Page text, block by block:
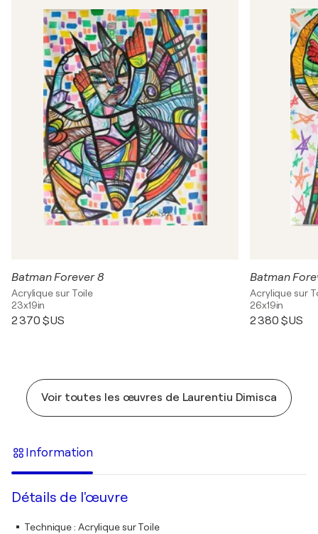
Batman Forever 8
Acrylique sur Toile
23x19in
2 370 $US
Batman
Acrylique sur
26x19in
2 380 $US
Voir toutes les œuvres de Laurentiu Dimisca
Information
Détails de l'œuvre
Technique: Acrylique sur Toile